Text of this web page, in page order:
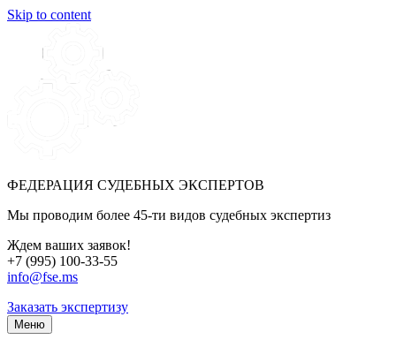
Skip to content
ФЕДЕРАЦИЯ СУДЕБНЫХ ЭКСПЕРТОВ
Мы проводим более 45-ти видов судебных экспертиз
Ждем ваших заявок!
+7 (995) 100-33-55
info@fse.ms
Заказать экспертизу
Меню